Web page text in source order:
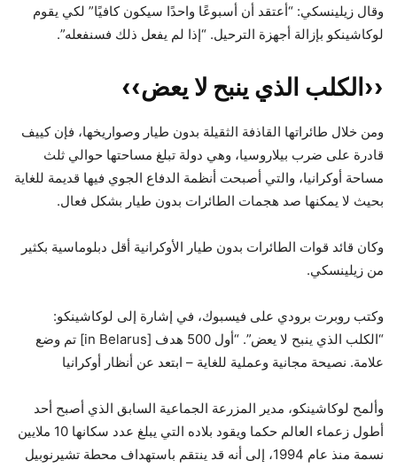
وقال زيلينسكي: “أعتقد أن أسبوعًا واحدًا سيكون كافيًا” لكي يقوم
لوكاشينكو بإزالة أجهزة الترحيل. “إذا لم يفعل ذلك فسنفعله”.
‹‹الكلب الذي ينبح لا يعض››
ومن خلال طائراتها القاذفة الثقيلة بدون طيار وصواريخها، فإن كييف
قادرة على ضرب بيلاروسيا، وهي دولة تبلغ مساحتها حوالي ثلث
مساحة أوكرانيا، والتي أصبحت أنظمة الدفاع الجوي فيها قديمة للغاية
بحيث لا يمكنها صد هجمات الطائرات بدون طيار بشكل فعال.
وكان قائد قوات الطائرات بدون طيار الأوكرانية أقل دبلوماسية بكثير
من زيلينسكي.
وكتب روبرت برودي على فيسبوك، في إشارة إلى لوكاشينكو:
“الكلب الذي ينبح لا يعض”. “أول 500 هدف [in Belarus] تم وضع
علامة. نصيحة مجانية وعملية للغاية – ابتعد عن أنظار أوكرانيا
وألمح لوكاشينكو، مدير المزرعة الجماعية السابق الذي أصبح أحد
أطول زعماء العالم حكما ويقود بلاده التي يبلغ عدد سكانها 10 ملايين
نسمة منذ عام 1994، إلى أنه قد ينتقم باستهداف محطة تشيرنوبيل